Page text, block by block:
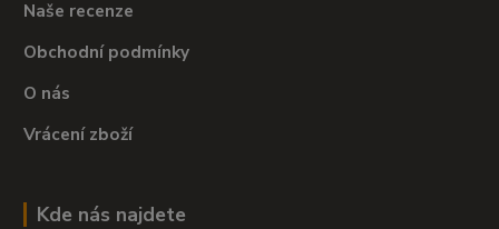
Naše recenze
Obchodní podmínky
O nás
Vrácení zboží
Kde nás najdete